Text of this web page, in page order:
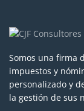
Somos una firma
impuestos y
personalizado y
la gestión de sus